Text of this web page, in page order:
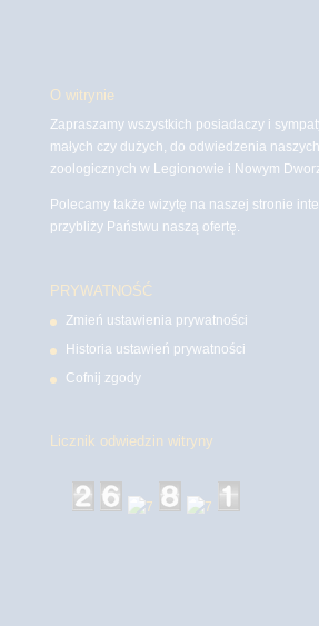
O witrynie
Zapraszamy wszystkich posiadaczy i
małych czy dużych, do odwiedzenia
zoologicznych w Legionowie i Nowym
Polecamy także wizytę na naszej stronie
przybliży Państwu naszą ofertę.
PRYWATNOŚĆ
Zmień ustawienia prywatności
Historia ustawień prywatności
Cofnij zgody
Licznik odwiedzin witryny